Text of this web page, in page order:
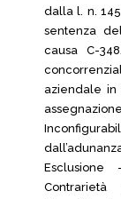
dalla l. n.
sentenza
causa C-
aziendale in